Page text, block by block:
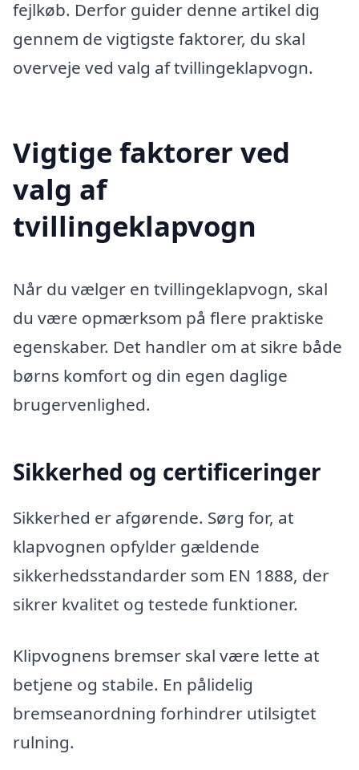
fejlkøb. Derfor guider denne artikel dig
gennem de vigtigste faktorer, du skal
overveje ved valg af tvillingeklapvogn.
Vigtige faktorer ved
valg af
tvillingeklapvogn
Når du vælger en tvillingeklapvogn, skal
du være opmærksom på flere praktiske
egenskaber. Det handler om at sikre både
børns komfort og din egen daglige
brugervenlighed.
Sikkerhed og certificeringer
Sikkerhed er afgørende. Sørg for, at
klapvognen opfylder gældende
sikkerhedsstandarder som EN 1888, der
sikrer kvalitet og testede funktioner.
Klipvognens bremser skal være lette at
betjene og stabile. En pålidelig
bremseanordning forhindrer utilsigtet
rulning.